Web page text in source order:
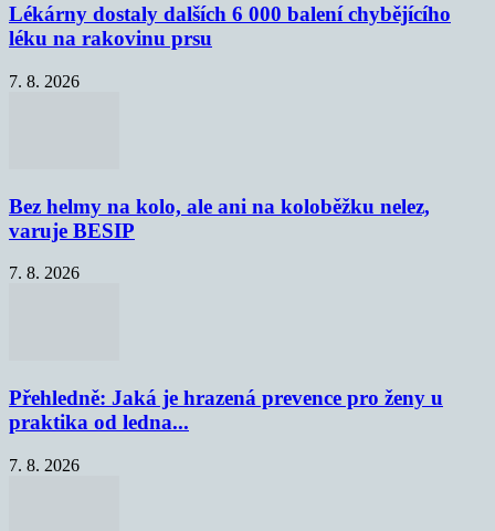
Lékárny dostaly dalších 6 000 balení chybějícího
léku na rakovinu prsu
7. 8. 2026
Bez helmy na kolo, ale ani na koloběžku nelez,
varuje BESIP
7. 8. 2026
Přehledně: Jaká je hrazená prevence pro ženy u
praktika od ledna...
7. 8. 2026